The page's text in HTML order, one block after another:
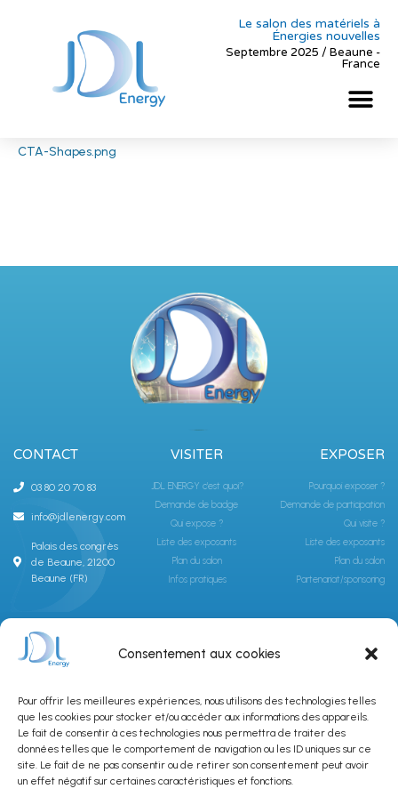
Consentement aux cookies
Pour offrir les meilleures expériences, nous utilisons des technologies telles
que les cookies pour stocker et/ou accéder aux informations des appareils.
Le fait de consentir à ces technologies nous permettra de traiter des
données telles que le comportement de navigation ou les ID uniques sur ce
site. Le fait de ne pas consentir ou de retirer son consentement peut avoir
un effet négatif sur certaines caractéristiques et fonctions.
Le salon des matériels à
Énergies nouvelles
Septembre 2025 / Beaune -
France
CTA-Shapes.png
CONTACT
03 80 20 70 83
info@jdlenergy.com
Palais des congrès
de Beaune, 21200
Beaune (FR)
VISITER
JDL ENERGY c'est quoi?
Demande de badge
Qui expose ?
Liste des exposants
Plan du salon
Infos pratiques
EXPOSER
Pourquoi exposer ?
Demande de participation
Qui visite ?
Liste des exposants
Plan du salon
Partenariat/sponsoring
ABONNEZ-VOUS À LA NEWSLETTER JDLGROUPE
SUBSCRIBE